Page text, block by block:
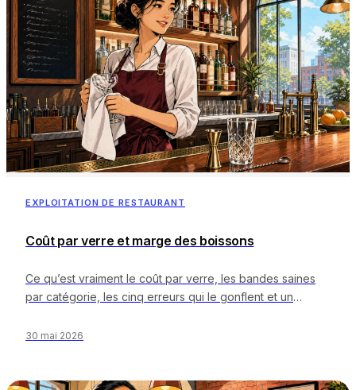
EXPLOITATION DE RESTAURANT
Coût par verre et marge des boissons
Ce qu’est vraiment le coût par verre, les bandes saines
par catégorie, les cinq erreurs qui le gonflent et un
30 mai 2026